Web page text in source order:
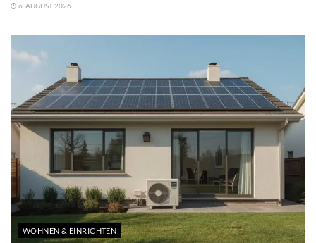
6. AUGUST 2026
WOHNEN & EINRICHTEN